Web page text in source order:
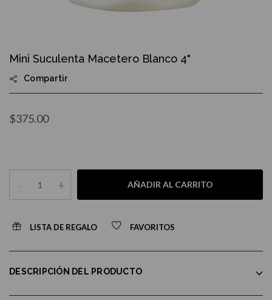
the
of
the
gallery
Mini Suculenta Macetero Blanco 4"
Compartir
$375.00
- + AÑADIR AL CARRITO
LISTA DE REGALO FAVORITOS
DESCRIPCIÓN DEL PRODUCTO